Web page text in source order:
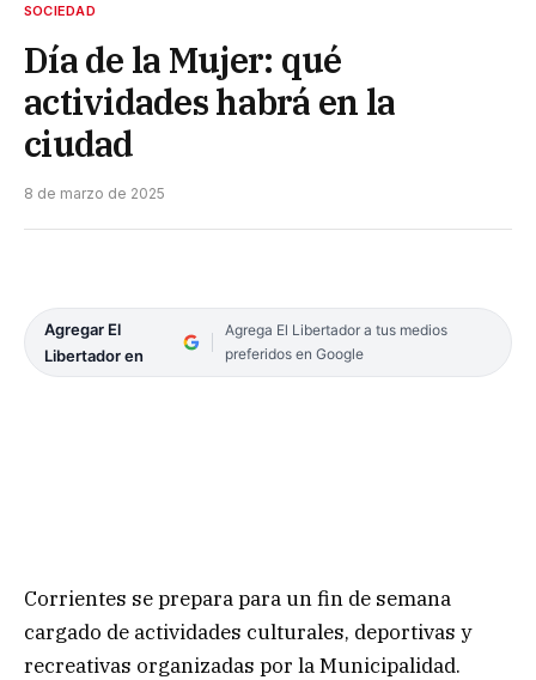
SOCIEDAD
Día de la Mujer: qué
actividades habrá en la
ciudad
8 de marzo de 2025
Agregar El
Libertador en
Agrega El Libertador a tus medios
preferidos en Google
Corrientes se prepara para un fin de semana
cargado de actividades culturales, deportivas y
recreativas organizadas por la Municipalidad.